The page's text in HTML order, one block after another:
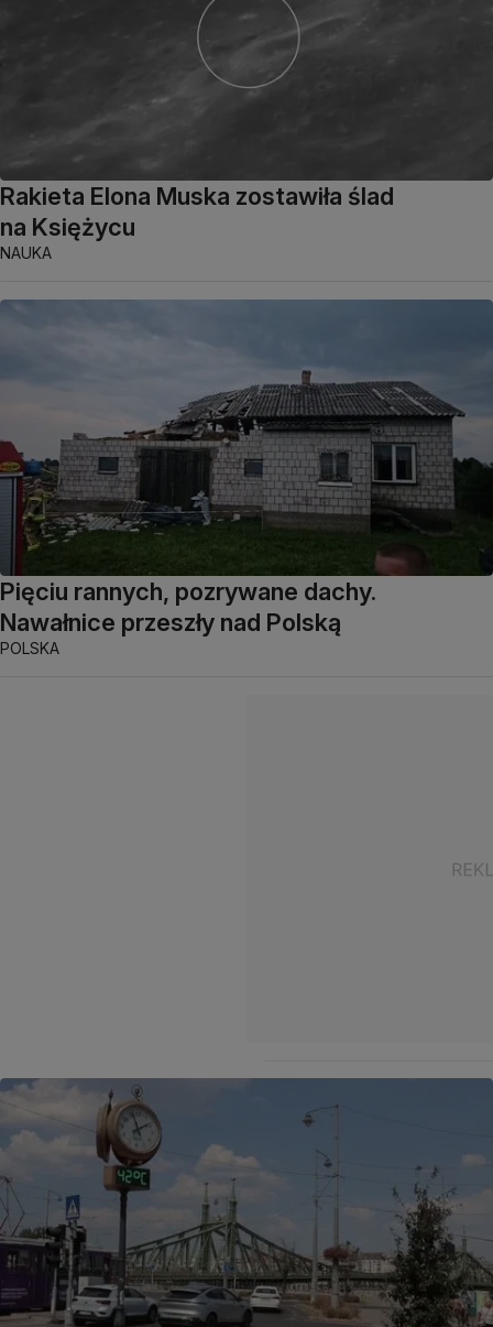
Rakieta Elona Muska zostawiła ślad
na Księżycu
NAUKA
Pięciu rannych, pozrywane dachy.
Nawałnice przeszły nad Polską
POLSKA